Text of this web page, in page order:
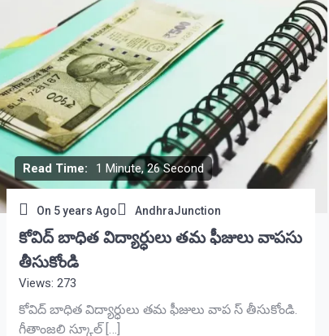
Read Time: 1 Minute, 26 Second
On 5 years Ago AndhraJunction
కోవిద్ బాధిత విద్యార్ధులు తమ ఫీజులు వాపసు
తీసుకోండి
Views: 273
కోవిద్ బాధిత విద్యార్ధులు తమ ఫీజులు వాప స్ తీసుకోండి.
గీతాంజలి స్కూల్ […]